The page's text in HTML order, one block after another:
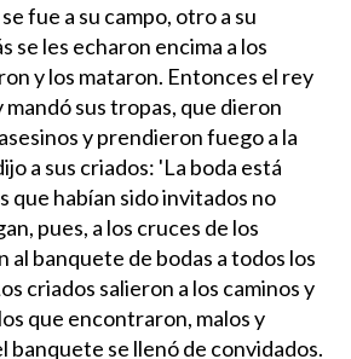
fue a su campo, otro a su
se les echaron encima a los
y los mataron. Entonces el rey
mandó sus tropas, que dieron
y prendieron fuego a la
a sus criados: 'La boda está
que habían sido invitados no
pues, a los cruces de los
al banquete de bodas a todos los
criados salieron a los caminos y
que encontraron, malos y
banquete se llenó de convidados.